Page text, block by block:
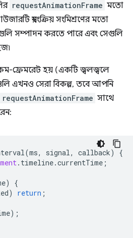
requestAnimationFrame মতো
স্বয়ংক্রিয় সংমিশ্রণের মতো
সম্পাদন করতে পারে এবং সেগুলি
ফ্রেমরেট হয় (একটি জ্বলজ্বলে
এখনও সেরা বিকল্প, তবে আপনি
requestAnimationFrame সাথে
(ms, signal, callback)
{
. timeline.currentTime ;
)
{
) return ;
);